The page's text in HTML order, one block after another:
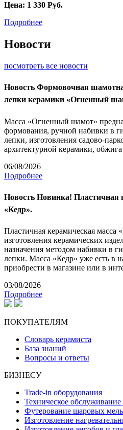
Цена: 1 330 Руб.
Подробнее
Новости
посмотреть все новости
Новость Формовочная
лепки керамики «Огненный
Масса «Огненный шамот»
формования, ручной набивки в
лепки, изготовления садово-
архитектурной керамики,
06/08/2026
Подробнее
Новость Новинка! Пластичная
«Кедр».
Пластичная керамическая масса
изготовления керамических
назначения методом набивки в
лепки. Масса «Кедр» уже есть в
приобрести в магазине или в
03/08/2026
Подробнее
ПОКУПАТЕЛЯМ
Словарь керамиста
База знаний
Вопросы и ответы
БИЗНЕСУ
Trade-in оборудования
Техническое
Футерование шаровых
Изготовление